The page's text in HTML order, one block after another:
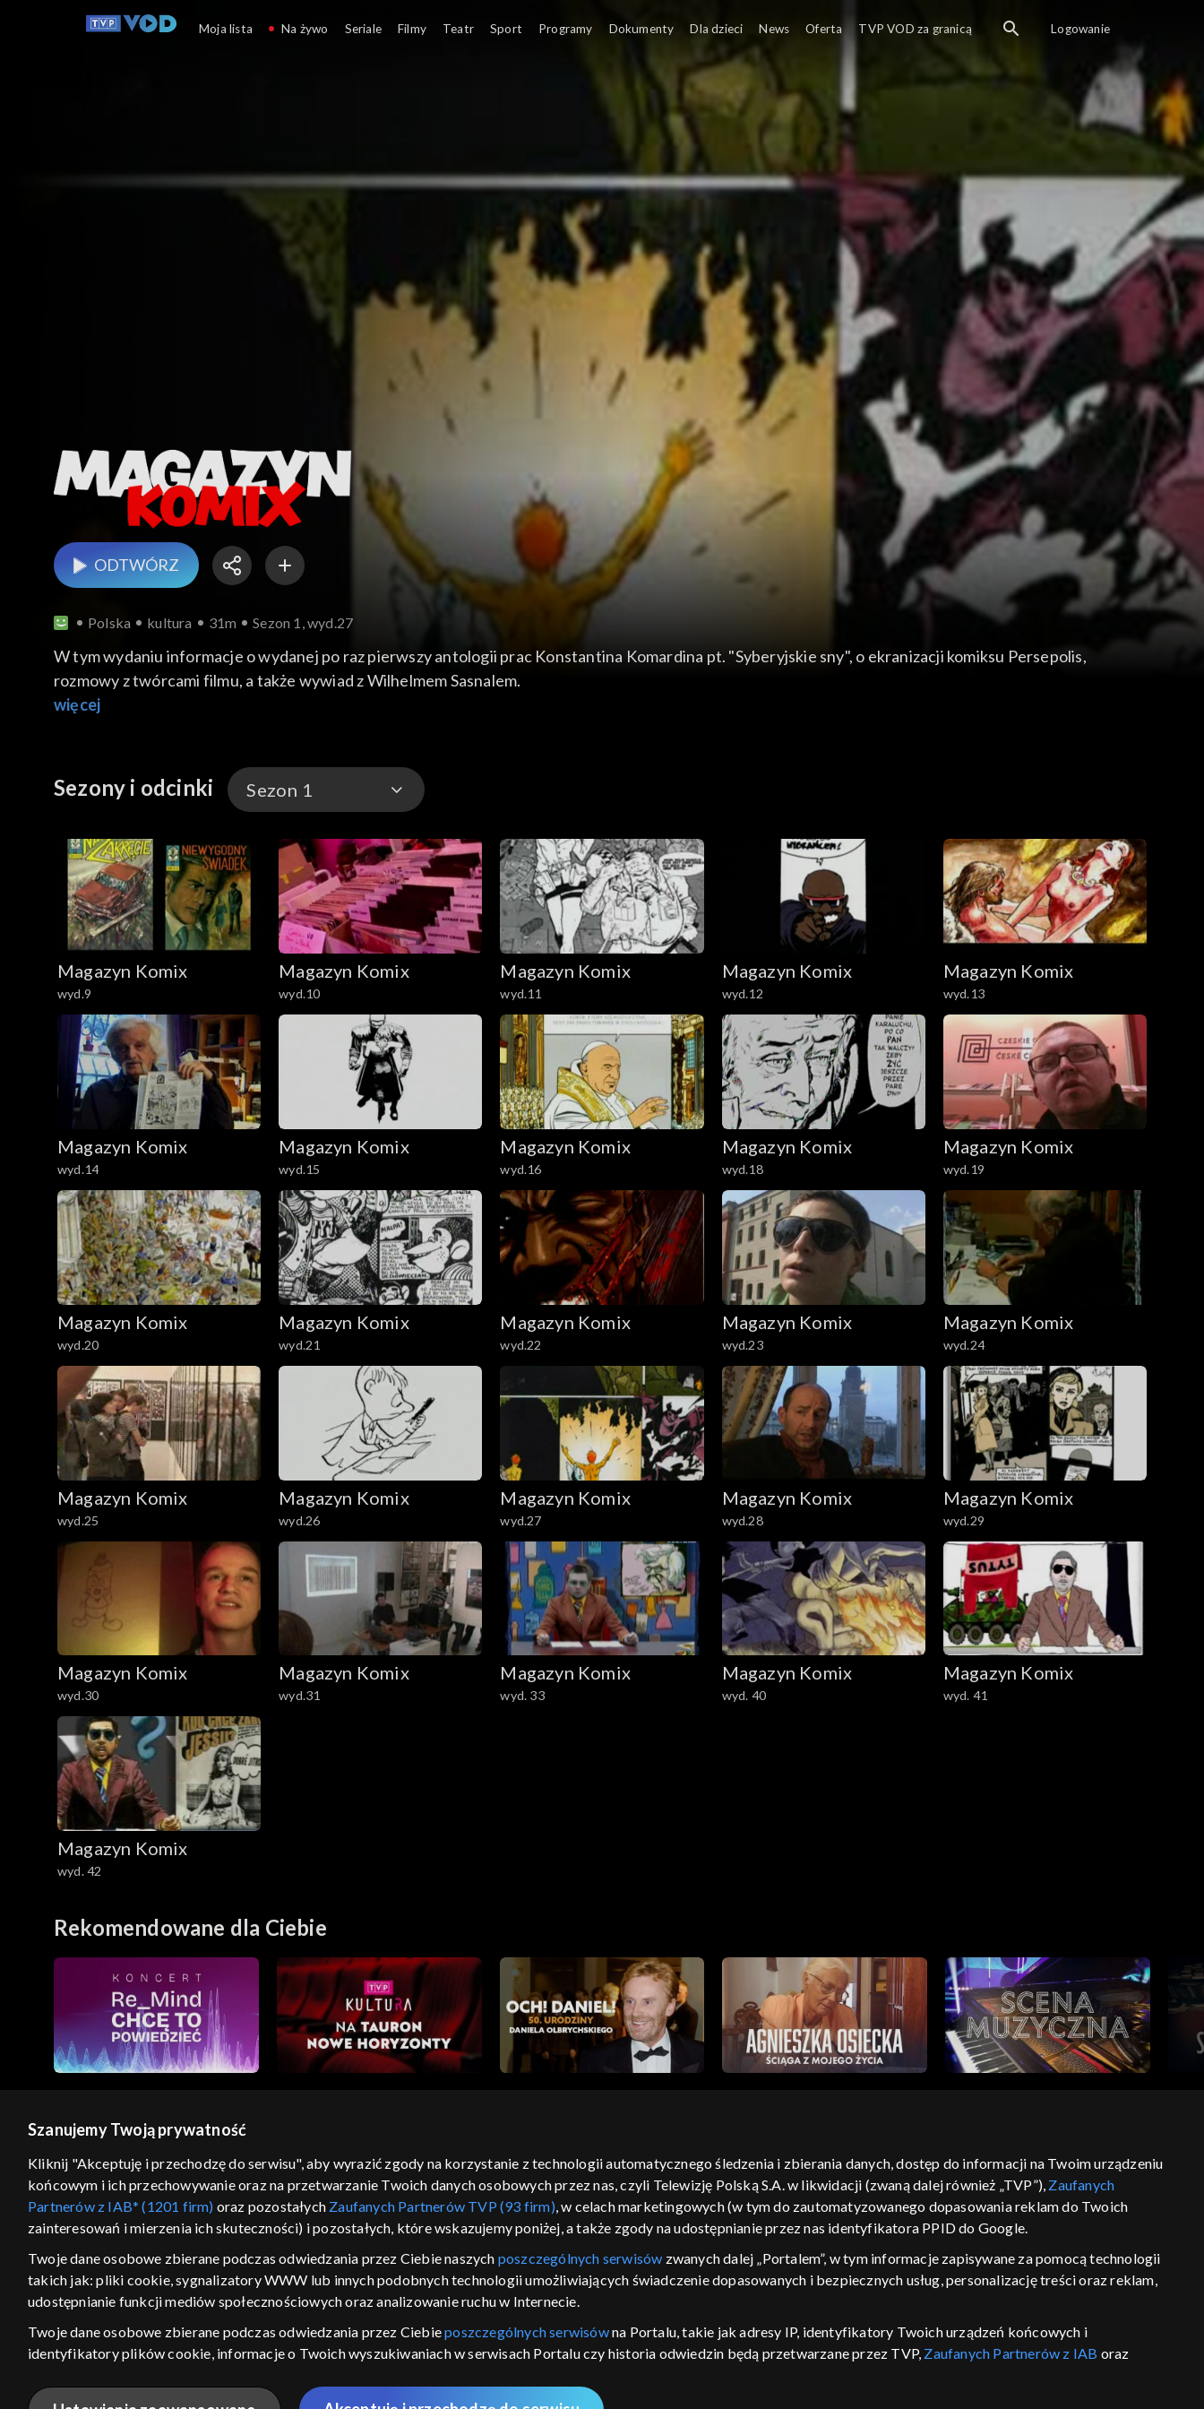
ODTWÓRZ
Polska kultura 31m Sezon 1, wyd.27
W tym wydaniu informacje o wydanej po raz pierwszy antologii prac Konstantina Komardina pt. "Syberyjskie sny", o ekranizacji komiksu Persepolis,
rozmowy z twórcami filmu, a także wywiad z Wilhelmem Sasnalem.
więcej
Sezony i odcinki Sezon 1
Sezon 1
Magazyn Komix
wyd.9
Magazyn Komix
wyd.10
Magazyn Komix
wyd.11
Magazyn Komix
wyd.12
Magazyn Komix
wyd.13
Magazyn Komix
wyd.14
Magazyn Komix
wyd.15
Magazyn Komix
wyd.16
Magazyn Komix
wyd.18
Magazyn Komix
wyd.19
Magazyn Komix
wyd.20
Magazyn Komix
wyd.21
Magazyn Komix
wyd.22
Magazyn Komix
wyd.23
Magazyn Komix
wyd.24
Magazyn Komix
wyd.25
Magazyn Komix
wyd.26
Magazyn Komix
wyd.27
Magazyn Komix
wyd.28
Magazyn Komix
wyd.29
Magazyn Komix
wyd.30
Magazyn Komix
wyd.31
Magazyn Komix
wyd. 33
Magazyn Komix
wyd. 40
Magazyn Komix
wyd. 41
Magazyn Komix
wyd. 42
Rekomendowane dla Ciebie
GEOLOKALIZACJA
ŁĄCZYSZ SIĘ SPOZA POLSKI
Kraj, z którego się łączysz, to Stany Zjednoczone ,
w związku z czym część tytułów na platformie TVP
materiały możesz obejrzeć.
regulamin serwisu cennik polityka prywatności moje zgody pomoc kontakt voucher dostępność informacje o dostawcy usług
Moja lista Na żywo Seriale Filmy Teatr Sport Programy Dokumenty Dla dzieci News Oferta TVP VOD za granicą Logowanie
Szanujemy Twoją prywatność
Kliknij "Akceptuję i przechodzę do serwisu", aby wyrazić zgody na korzystanie z technologii automatycznego śledzenia i zbierania danych, dostęp do informacji na Twoim urządzeniu
końcowym i ich przechowywanie oraz na przetwarzanie Twoich danych osobowych przez nas, czyli Telewizję Polską S.A. w likwidacji (zwaną dalej również „TVP”), Zaufanych
Partnerów z IAB* (1201 firm) oraz pozostałych Zaufanych Partnerów TVP (93 firm), w celach marketingowych (w tym do zautomatyzowanego dopasowania reklam do Twoich
zainteresowań i mierzenia ich skuteczności) i pozostałych, które wskazujemy poniżej, a także zgody na udostępnianie przez nas identyfikatora PPID do Google.
Twoje dane osobowe zbierane podczas odwiedzania przez Ciebie naszych poszczególnych serwisów zwanych dalej „Portalem”, w tym informacje zapisywane za pomocą technologii
takich jak: pliki cookie, sygnalizatory WWW lub innych podobnych technologii umożliwiających świadczenie dopasowanych i bezpiecznych usług, personalizację treści oraz reklam,
udostępnianie funkcji mediów społecznościowych oraz analizowanie ruchu w Internecie.
Twoje dane osobowe zbierane podczas odwiedzania przez Ciebieposzczególnych serwisówna Portalu, takie jak adresy IP, identyfikatory Twoich urządzeń końcowych i
identyfikatory plików cookie, informacje o Twoich wyszukiwaniach w serwisach Portalu czy historia odwiedzin będą przetwarzane przez TVP, Zaufanych Partnerów z IAB oraz
wyboru spersonalizowanych reklam, tworzenia profilu spersonalizowanych reklam, tworzenia profilu spersonalizowanych treści, wyboru spersonalizowanych treści, pomiaru